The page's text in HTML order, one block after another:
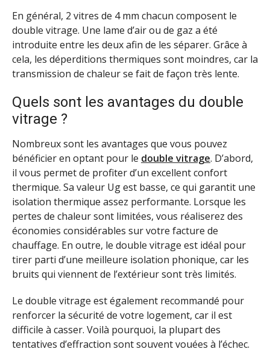
En général, 2 vitres de 4 mm chacun composent le
double vitrage. Une lame d’air ou de gaz a été
introduite entre les deux afin de les séparer. Grâce à
cela, les déperditions thermiques sont moindres, car la
transmission de chaleur se fait de façon très lente.
Quels sont les avantages du double
vitrage ?
Nombreux sont les avantages que vous pouvez
bénéficier en optant pour le double vitrage. D’abord,
il vous permet de profiter d’un excellent confort
thermique. Sa valeur Ug est basse, ce qui garantit une
isolation thermique assez performante. Lorsque les
pertes de chaleur sont limitées, vous réaliserez des
économies considérables sur votre facture de
chauffage. En outre, le double vitrage est idéal pour
tirer parti d’une meilleure isolation phonique, car les
bruits qui viennent de l’extérieur sont très limités.
Le double vitrage est également recommandé pour
renforcer la sécurité de votre logement, car il est
difficile à casser. Voilà pourquoi, la plupart des
tentatives d’effraction sont souvent vouées à l’échec.